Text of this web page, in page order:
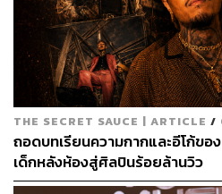
แต่ตั้งใจเรียนนะครับ ผมติดท็อปไ
เรียนเพราะยังไม่รู้ว่าเป้าหมายใ
ครูบอกให้เรียนเราก็เรียน ถ้าตอ
เรียน แล้วความสนใจเรื่องดนตรี
บ้างแต่ยังไม่ได้จริงจังว่าจะต้องมา
จนถึงตอน ม.3 ที่ต้องเลือกว่าจะเรี
โรงเรียนของผมตอนนั้นคือคนเรีย
THE SECRET SAUCE | ARTICLE /
ถอดบทเรียนความกากและอีโก้ของ
เด็กหลังห้องสู่ศิลปินร้อยล้านวิว